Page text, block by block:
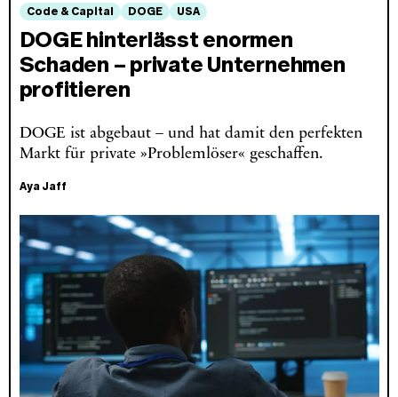
Code & Capital DOGE USA
DOGE hinterlässt enormen
Schaden – private Unternehmen
profitieren
DOGE ist abgebaut – und hat damit den perfekten
Markt für private »Problemlöser« geschaffen.
Aya Jaff